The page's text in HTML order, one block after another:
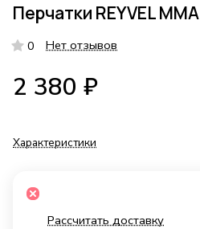
Перчатки REYVEL MMA
0 Нет отзывов
2 380 ₽
Характеристики
Рассчитать доставку